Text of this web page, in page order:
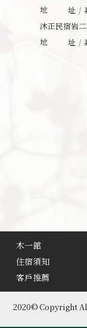
地址
沐正民宿岩
地址
木一館
住宿須知
客戶推薦
2020© Copyright